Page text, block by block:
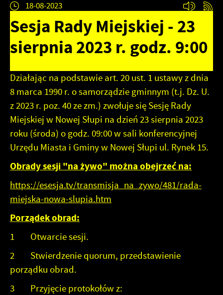
18-08-2023
Sesja Rady Miejskiej - 23
sierpnia 2023 r. godz. 9:00
Działając na podstawie art. 20 ust. 1 ustawy z dnia
8 marca 1990 r. o samorządzie gminnym (t.j. Dz. U.
z 2023 r. poz. 40 ze zm.) zwołuje się Sesję Rady
Miejskiej w Nowej Słupi na dzień 23 sierpnia 2023
roku (środa) o godz. 09:00 w sali konferencyjnej
Urzędu Miasta i Gminy w Nowej Słupi ul. Rynek 15.
Obrady sesji "na żywo" można obejrzeć na:
https://esesja.tv/transmisja_na_zywo/481/rada-
miejska-nowa-slupia.htm
Porządek obrad:
1 Otwarcie sesji.
2 Stwierdzenie quorum, przedstawienie
porządku obrad.
3 Przyjęcie protokołów z:
Zapoznaj się zPOLITYKĄ PRYWATNOŚCI I PLIKÓW COOKIES.
zapamiętanie wprowadzonych przez Ciebie ustawień oraz
personalizację określonych funkcjonalności czy
prezentowanych treści.
Dzięki tym plikom cookies możemy zapewnić Ci większy
komfort korzystania z funkcjonalności naszej strony
preferencji. Wyrażenie zgody na funkcjonalne i
personalizacyjne pliki cookies gwarantuje dostępność
większej ilości funkcji na stronie.
Więcej
Analityczne
Analityczne pliki cookies pomagają nam rozwijać się i
dostosowywać do Twoich potrzeb.
Cookies analityczne pozwalają na uzyskanie informacji w
zakresie wykorzystywania witryny internetowej, miejsca
oraz częstotliwości, z jaką odwiedzane są nasze serwisy
internetowych pod względem ich popularności wśród
w formie zanonimizowanej. Wyrażenie zgody na
analityczne pliki cookies gwarantuje dostępność
Więcej
Reklamowe
najciekawsze informacje i aktualności na stronach naszych
partnerów.
naszych komunikatów na podstawie analizy Twoich
upodobań oraz Twoich zwyczajów dotyczących
przeglądanej witryny internetowej. Treści promocyjne
mogą pojawić się na stronach podmiotów trzecich lub firm
będących naszymi partnerami oraz innych dostawców
usług. Firmy te działają w charakterze pośredników
prezentujących nasze treści w postaci wiadomości, ofert,
Więcej